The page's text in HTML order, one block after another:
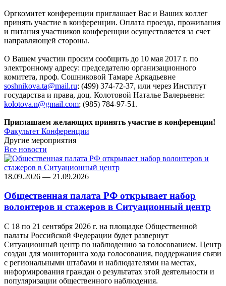
Оргкомитет конференции приглашает Вас и Ваших коллег
принять участие в конференции. Оплата проезда, проживания
и питания участников конференции осуществляется за счет
направляющей стороны.
О Вашем участии просим сообщить до 10 мая 2017 г. по
электронному адресу: председателю организационного
комитета, проф. Сошниковой Тамаре Аркадьевне
soshnikova.ta@mail.ru; (499) 374-72-37, или через Институт
государства и права, доц. Колотовой Наталье Валерьевне:
kolotova.n@gmail.com; (985) 784-97-51.
Приглашаем желающих принять участие в конференции!
Факультет Конференции
Другие мероприятия
Все новости
18.09.2026 — 21.09.2026
Общественная палата РФ открывает набор
волонтеров и стажеров в Ситуационный центр
С 18 по 21 сентября 2026 г. на площадке Общественной
палаты Российской Федерации будет развернут
Ситуационный центр по наблюдению за голосованием. Центр
создан для мониторинга хода голосования, поддержания связи
с региональными штабами и наблюдателями на местах,
информирования граждан о результатах этой деятельности и
популяризации общественного наблюдения.